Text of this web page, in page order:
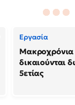
Εργασία
Μακροχρόνια
δικαιούνται
5ετίας